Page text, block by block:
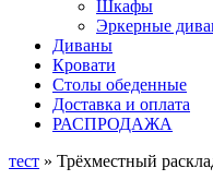
Шкафы
Эркерные
Диваны
Кровати
Столы обеденные
Доставка и оплата
РАСПРОДАЖА
тест » Трёхместный